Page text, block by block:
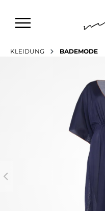
KLEIDUNG BADEMODE